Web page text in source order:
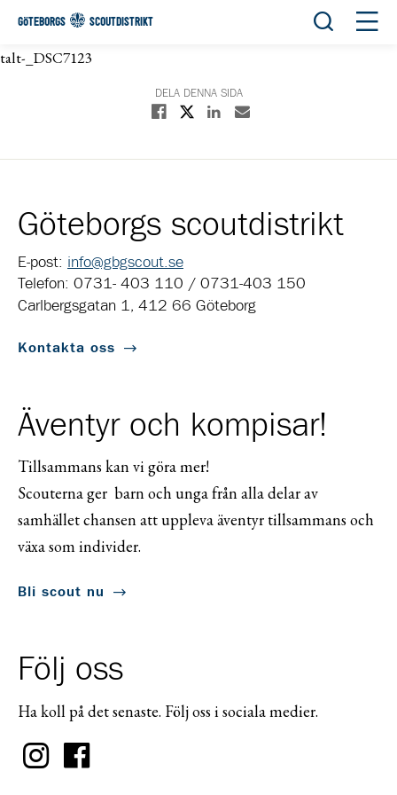
GÖTEBORGS SCOUTDISTRIKT Öppna
talt-_DSC7123
DELA DENNA SIDA
Dela på Facebook
Dela på XDela på Linkedin
Dela med E-post
Göteborgs scoutdistrikt
E-post: info@gbgscout.se
Telefon: 0731- 403 110 / 0731-403 150
Carlbergsgatan 1, 412 66 Göteborg
Kontakta oss
Äventyr och kompisar!
Tillsammans kan vi göra mer!
Scouterna ger barn och unga från alla delar av
samhället chansen att uppleva äventyr tillsammans och
växa som individer.
Bli scout nu
Följ oss
Ha koll på det senaste. Följ oss i sociala medier.